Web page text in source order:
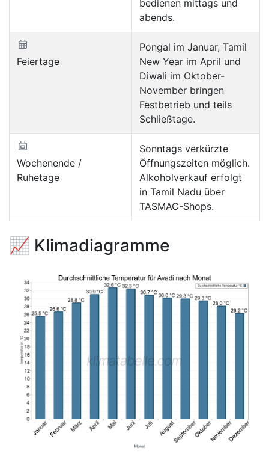
bedienen mittags und
abends.
Feiertage
Pongal im Januar, Tamil
New Year im April und
Diwali im Oktober-
November bringen
Festbetrieb und teils
Schließtage.
Wochenende /
Ruhetage
Sonntags verkürzte
Öffnungszeiten möglich.
Alkoholverkauf erfolgt
in Tamil Nadu über
TASMAC-Shops.
📈 Klimadiagramme